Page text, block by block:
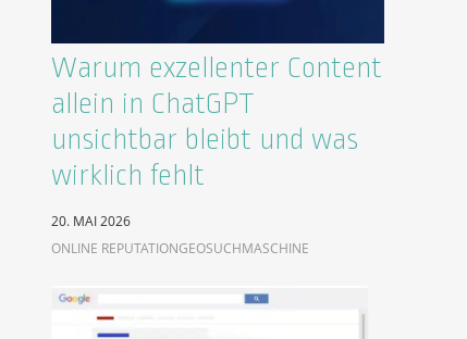
Warum exzellenter Content
allein in ChatGPT
unsichtbar bleibt und was
wirklich fehlt
20. MAI 2026
ONLINE REPUTATIONGEOSUCHMASCHINE